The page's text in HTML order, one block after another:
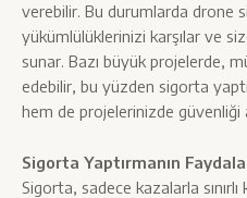
verebilir. Bu durumlarda drone
yükümlülüklerinizi karşılar ve
sunar. Bazı büyük projelerde,
edebilir, bu yüzden sigorta
hem de projelerinizde güvenliği
Sigorta Yaptırmanın
Sigorta, sadece kazalarla